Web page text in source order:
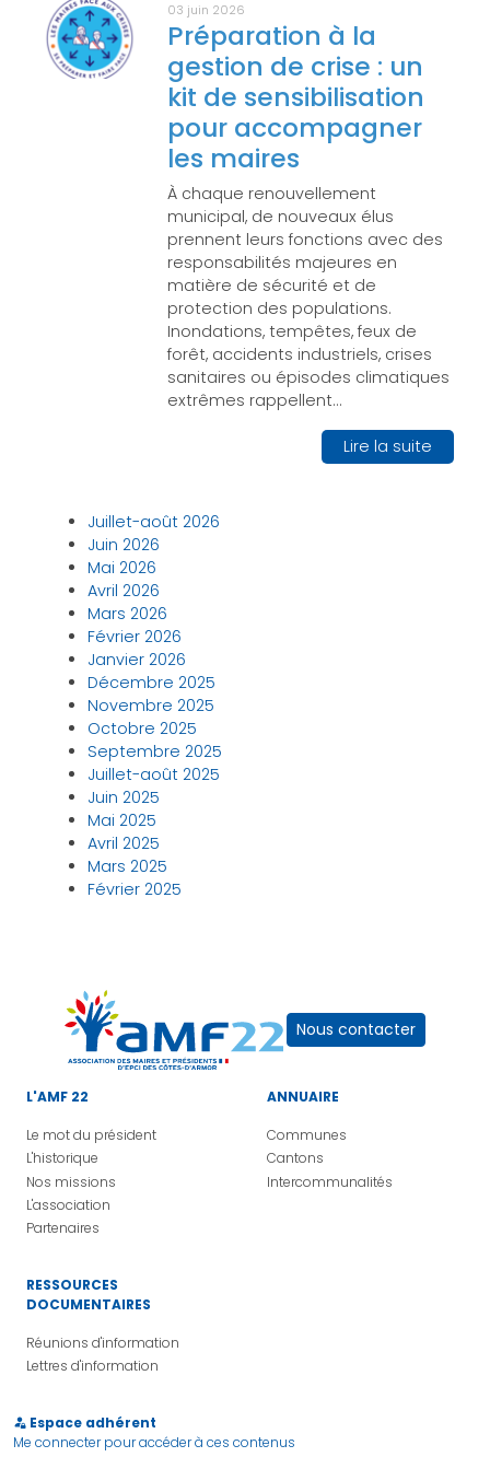
03 juin 2026
Préparation à la
gestion de crise : un
kit de sensibilisation
pour accompagner
les maires
À chaque renouvellement
municipal, de nouveaux élus
prennent leurs fonctions avec des
responsabilités majeures en
matière de sécurité et de
protection des populations.
Inondations, tempêtes, feux de
forêt, accidents industriels, crises
sanitaires ou épisodes climatiques
extrêmes rappellent…
Lire la suite
Juillet-août 2026
Juin 2026
Mai 2026
Avril 2026
Mars 2026
Février 2026
Janvier 2026
Décembre 2025
Novembre 2025
Octobre 2025
Septembre 2025
Juillet-août 2025
Juin 2025
Mai 2025
Avril 2025
Mars 2025
Février 2025
Nous contacter
L'AMF 22
Le mot du président
L'historique
Nos missions
L'association
Partenaires
ANNUAIRE
Communes
Cantons
Intercommunalités
RESSOURCES
DOCUMENTAIRES
Réunions d'information
Lettres d'information
Espace adhérent
Me connecter pour accéder à ces contenus